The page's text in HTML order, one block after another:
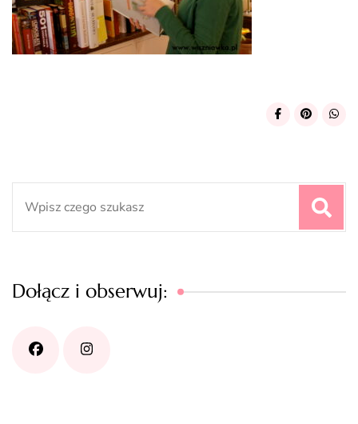
Dołącz i obserwuj: